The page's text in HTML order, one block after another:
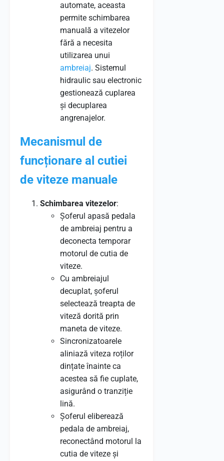
automate, aceasta
permite schimbarea
manuală a vitezelor
fără a necesita
utilizarea unui
ambreiaj. Sistemul
hidraulic sau electronic
gestionează cuplarea
și decuplarea
angrenajelor.
Mecanismul de
funcționare al cutiei
de viteze manuale
Schimbarea vitezelor:
Șoferul apasă pedala
de ambreiaj pentru a
deconecta temporar
motorul de cutia de
viteze.
Cu ambreiajul
decuplat, șoferul
selectează treapta de
viteză dorită prin
maneta de viteze.
Sincronizatoarele
aliniază viteza roților
dințate înainte ca
acestea să fie cuplate,
asigurând o tranziție
lină.
Șoferul eliberează
pedala de ambreiaj,
reconectând motorul la
cutia de viteze și